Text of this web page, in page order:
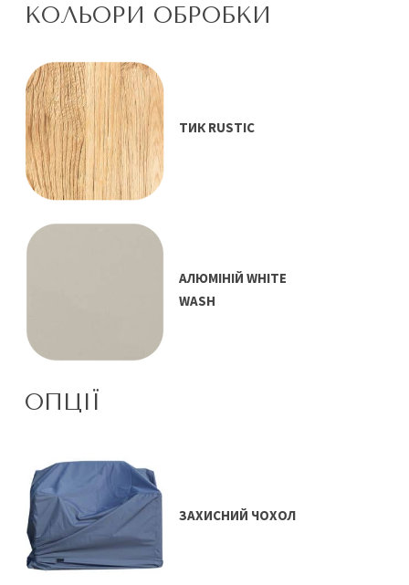
КОЛЬОРИ ОБРОБКИ
TИК RUSTIC
АЛЮМІНІЙ WHITE
WASH
ОПЦІЇ
ЗАХИСНИЙ ЧОХОЛ